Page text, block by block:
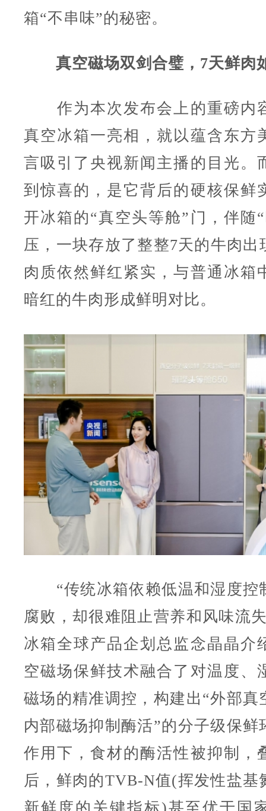
箱“不串味”的秘密。
真空磁场双剑合璧，7天鲜肉
作为本次发布会上的重磅内
真空冰箱一亮相，就以蕴含东方
言吸引了央视新闻主播的目光。
到惊喜的，是它背后的硬核保鲜
开冰箱的“真空头等舱”门，伴随
压，一块存放了整整7天的牛肉
肉质依然鲜红紧实，与普通冰箱
暗红的牛肉形成鲜明对比。
“传统冰箱依赖低温和湿度控
腐败，却很难阻止营养和风味流
冰箱全球产品企划总监念晶晶介
空磁场保鲜技术融合了对温度、
磁场的精准调控，构建出“外部真
内部磁场抑制酶活”的分子级保鲜
作用下，食材的酶活性被抑制，
后，鲜肉的TVB-N值(挥发性盐基